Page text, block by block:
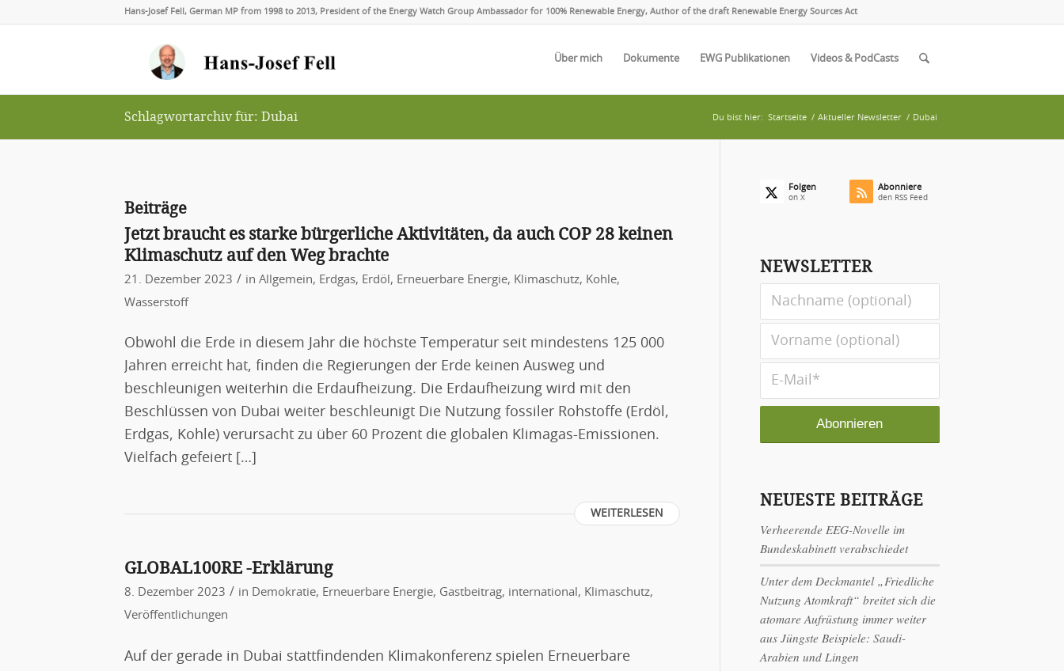
Hans-Josef Fell, German MP from 1998 to 2013, President of the Energy Watch Group Ambassador for 100% Renewable Energy, Author of the draft Renewable Energy Sources Act
Über mich Dokumente EWG Publikationen Videos & PodCasts
Schlagwortarchiv für: Dubai Du bist hier: Startseite / Aktueller Newsletter / Dubai
Beiträge
Jetzt braucht es starke bürgerliche Aktivitäten, da auch COP 28 keinen
Klimaschutz auf den Weg brachte
21. Dezember 2023 / in Allgemein, Erdgas, Erdöl , Erneuerbare Energie, Klimaschutz, Kohle,
Wasserstoff
Obwohl die Erde in diesem Jahr die höchste Temperatur seit mindestens 125 000
Jahren erreicht hat, finden die Regierungen der Erde keinen Ausweg und
beschleunigen weiterhin die Erdaufheizung. Die Erdaufheizung wird mit den
Beschlüssen von Dubai weiter beschleunigt Die Nutzung fossiler Rohstoffe (Erdöl,
Erdgas, Kohle) verursacht zu über 60 Prozent die globalen Klimagas-Emissionen.
Vielfach gefeiert […]
WEITERLESEN
GLOBAL100RE -Erklärung
8. Dezember 2023 / in Demokratie, Erneuerbare Energie, Gastbeitrag, international , Klimaschutz,
Veröffentlichungen
Auf der gerade in Dubai stattfindenden Klimakonferenz spielen Erneuerbare
Folgen
on X
Abonniere
den RSS Feed
NEWSLETTER
NEUESTE BEITRÄGE
Verheerende EEG-Novelle im
Bundeskabinett verabschiedet
Unter dem Deckmantel „Friedliche
Nutzung Atomkraft“ breitet sich die
atomare Aufrüstung immer weiter
aus Jüngste Beispiele: Saudi-
Arabien und Lingen